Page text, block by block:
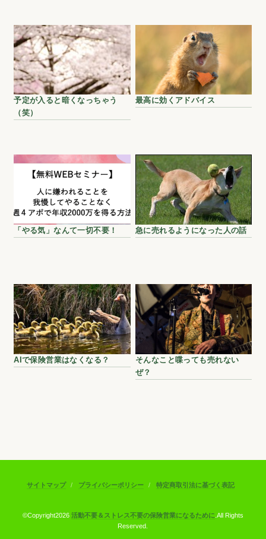
予定が入ると暗くなっちゃう
（笑）
最高に効くアドバイス
「やる気」なんて一切不要！ 急に売れるようになった人の話
AIで保険営業はなくなる？
そんなこと喋っても売れない
ぜ？
サイトマップ プライバシーポリシー 特定商取引法に基づく表記
©Copyright2026 活動不要＆ストレス不要の保険営業になるために .All Rights
Reserved.